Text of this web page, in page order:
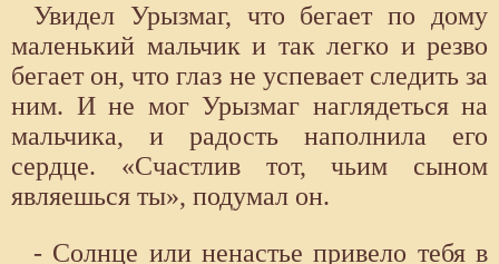
Увидел Урызмаг, что бегает по дому
маленький мальчик и так легко и резво
бегает он, что глаз не успевает следить за
ним. И не мог Урызмаг наглядеться на
мальчика, и радость наполнила его
сердце. «Счастлив тот, чьим сыном
являешься ты», подумал он.
- Солнце или ненастье привело тебя в